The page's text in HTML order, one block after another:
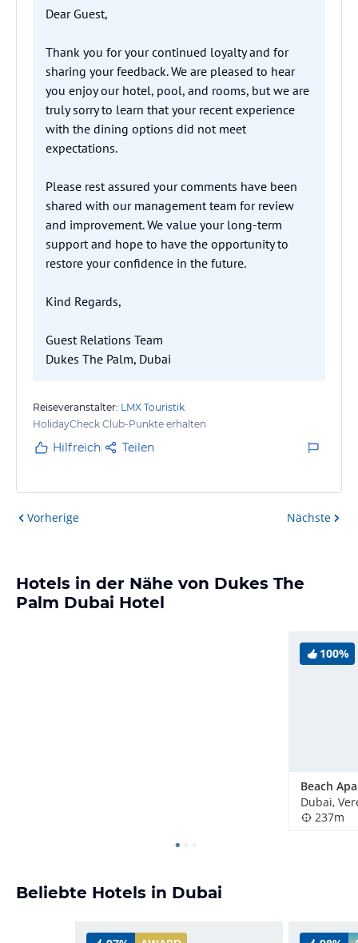
Dear Guest,
Thank you for your continued loyalty and for
sharing your feedback. We are pleased to hear
you enjoy our hotel, pool, and rooms, but we are
truly sorry to learn that your recent experience
with the dining options did not meet
expectations.
Please rest assured your comments have been
shared with our management team for review
and improvement. We value your long-term
support and hope to have the opportunity to
restore your confidence in the future.
Kind Regards,
Guest Relations Team
Dukes The Palm, Dubai
Reiseveranstalter: LMX Touristik
HolidayCheck Club-Punkte erhalten
Hilfreich Teilen
Vorherige Nächste
Hotels in der Nähe von Dukes The
Palm Dubai Hotel
100%
237m
Beliebte Hotels in Dubai